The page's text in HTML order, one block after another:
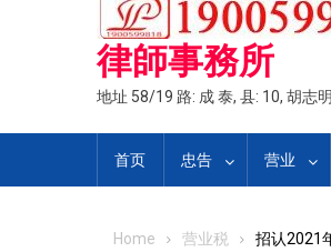
律師事務所
地址 58/19 路: 成 泰, 县: 10, 胡志
首页 忠告 营业
Home 营业税 招认2021